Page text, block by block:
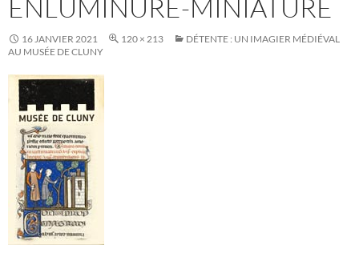
ENLUMINURE-MINIATURE
16 JANVIER 2021 120 × 213
DÉTENTE : UN IMAGIER MÉDIÉVAL
AU MUSÉE DE CLUNY